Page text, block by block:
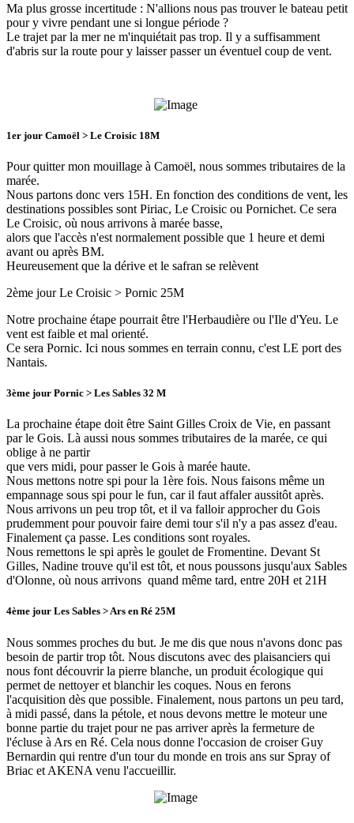
Ma plus grosse incertitude : N'allions nous pas trouver le bateau petit
pour y vivre pendant une si longue période ?
Le trajet par la mer ne m'inquiétait pas trop. Il y a suffisamment
d'abris sur la route pour y laisser passer un éventuel coup de vent.
1er jour Camoël > Le Croisic 18M
Pour quitter mon mouillage à Camoël, nous sommes tributaires de la
marée.
Nous partons donc vers 15H. En fonction des conditions de vent, les
destinations possibles sont Piriac, Le Croisic ou Pornichet. Ce sera
Le Croisic, où nous arrivons à marée basse,
alors que l'accès n'est normalement possible que 1 heure et demi
avant ou après BM.
Heureusement que la dérive et le safran se relèvent
2ème jour Le Croisic > Pornic 25M
Notre prochaine étape pourrait être l'Herbaudière ou l'Ile d'Yeu. Le
vent est faible et mal orienté.
Ce sera Pornic. Ici nous sommes en terrain connu, c'est LE port des
Nantais.
3ème jour Pornic > Les Sables 32 M
La prochaine étape doit être Saint Gilles Croix de Vie, en passant
par le Gois. Là aussi nous sommes tributaires de la marée, ce qui
oblige à ne partir
que vers midi, pour passer le Gois à marée haute.
Nous mettons notre spi pour la 1ère fois. Nous faisons même un
empannage sous spi pour le fun, car il faut affaler aussitôt après.
Nous arrivons un peu trop tôt, et il va falloir approcher du Gois
prudemment pour pouvoir faire demi tour s'il n'y a pas assez d'eau.
Finalement ça passe. Les conditions sont royales.
Nous remettons le spi après le goulet de Fromentine. Devant St
Gilles, Nadine trouve qu'il est tôt, et nous poussons jusqu'aux Sables
d'Olonne, où nous arrivons quand même tard, entre 20H et 21H
4ème jour Les Sables > Ars en Ré 25M
Nous sommes proches du but. Je me dis que nous n'avons donc pas
besoin de partir trop tôt. Nous discutons avec des plaisanciers qui
nous font découvrir la pierre blanche, un produit écologique qui
permet de nettoyer et blanchir les coques. Nous en ferons
l'acquisition dès que possible. Finalement, nous partons un peu tard,
à midi passé, dans la pétole, et nous devons mettre le moteur une
bonne partie du trajet pour ne pas arriver après la fermeture de
l'écluse à Ars en Ré. Cela nous donne l'occasion de croiser Guy
Bernardin qui rentre d'un tour du monde en trois ans sur Spray of
Briac et AKENA venu l'accueillir.